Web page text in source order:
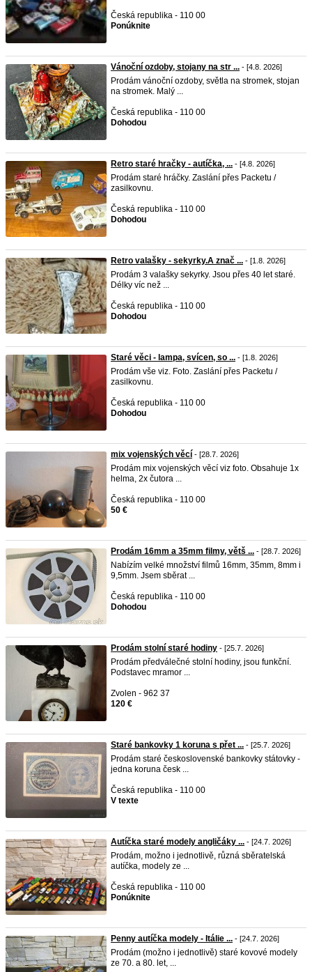
Česká republika - 110 00
Ponúknite
Vánoční ozdoby, stojany na str ... - [4.8. 2026]
Prodám vánoční ozdoby, světla na stromek, stojan
na stromek. Malý ...
Česká republika - 110 00
Dohodou
Retro staré hračky - autíčka, ... - [4.8. 2026]
Prodám staré hráčky. Zaslání přes Packetu /
zasilkovnu.
Česká republika - 110 00
Dohodou
Retro valašky - sekyrky.A znač ... - [1.8. 2026]
Prodám 3 valašky sekyrky. Jsou přes 40 let staré.
Délky víc než ...
Česká republika - 110 00
Dohodou
Staré věci - lampa, svícen, so ... - [1.8. 2026]
Prodám vše viz. Foto. Zaslání přes Packetu /
zasilkovnu.
Česká republika - 110 00
Dohodou
mix vojenských věcí - [28.7. 2026]
Prodám mix vojenských věcí viz foto. Obsahuje 1x
helma, 2x čutora ...
Česká republika - 110 00
50 €
Prodám 16mm a 35mm filmy, větš ... - [28.7. 2026]
Nabízím velké množství filmů 16mm, 35mm, 8mm i
9,5mm. Jsem sběrat ...
Česká republika - 110 00
Dohodou
Prodám stolní staré hodiny - [25.7. 2026]
Prodám předválečné stolní hodiny, jsou funkční.
Podstavec mramor ...
Zvolen - 962 37
120 €
Staré bankovky 1 koruna s přet ... - [25.7. 2026]
Prodám staré československé bankovky státovky -
jedna koruna česk ...
Česká republika - 110 00
V texte
Autíčka staré modely angličáky ... - [24.7. 2026]
Prodám, možno i jednotlivě, různá sběratelská
autíčka, modely ze ...
Česká republika - 110 00
Ponúknite
Penny autíčka modely - Itálie ... - [24.7. 2026]
Prodám (možno i jednotlivě) staré kovové modely
ze 70. a 80. let, ...